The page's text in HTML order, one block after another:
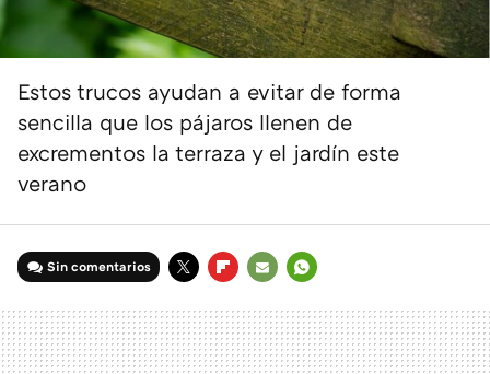
Estos trucos ayudan a evitar de forma
sencilla que los pájaros llenen de
excrementos la terraza y el jardín este
verano
Sin comentarios
MAIL